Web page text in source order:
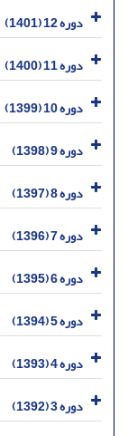
دوره 12 (1401)
دوره 11 (1400)
دوره 10 (1399)
دوره 9 (1398)
دوره 8 (1397)
دوره 7 (1396)
دوره 6 (1395)
دوره 5 (1394)
دوره 4 (1393)
دوره 3 (1392)